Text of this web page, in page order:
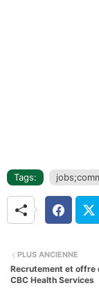
Tags:
PLUS ANCIENNE
Recrutement et offre
CBC Health Services